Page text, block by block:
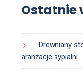
Ostatnie
Drewniany
aranżacje sypialni